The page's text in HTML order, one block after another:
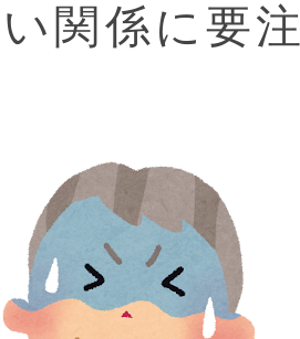
関係に要注